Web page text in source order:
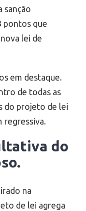
sanção
pontos que
lei de
em destaque.
de todas as
do projeto de lei
regressiva.
do
.
na
de lei agrega